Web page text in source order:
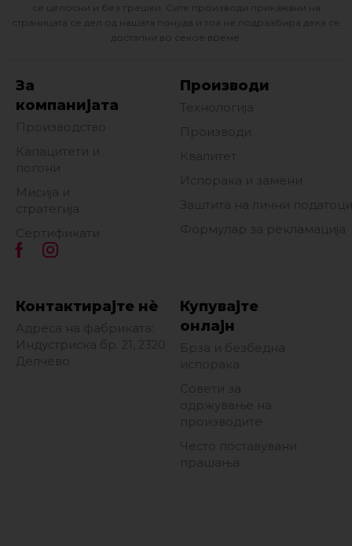
се целосни и без грешки. Сите производи прикажани на
страницата се дел од нашата понуда и тоа не подразбира дека се
достапни во секое време.
За
компанијата
Производство
Капацитети и
погони
Мисија и
стратегија
Сертификати
Производи
Технологија
Производи
Квалитет
Испорака и замени
Заштита на лични податоци
Формулар за рекламација
Контактирајте нè
Адреса на фабриката:
Индустриска бр. 21, 2320
Делчево
Купувајте
онлајн
Брза и безбедна
испорака
Совети за
одржување на
производите
Често поставувани
прашања